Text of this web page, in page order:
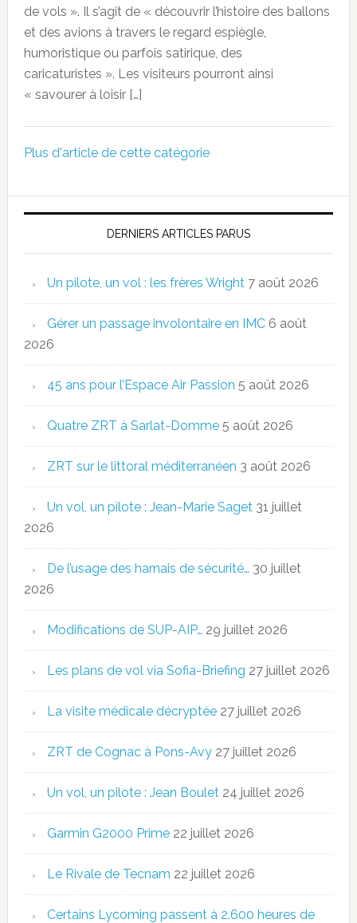
de vols ». Il s’agit de « découvrir l’histoire des ballons
et des avions à travers le regard espiègle,
humoristique ou parfois satirique, des
caricaturistes ». Les visiteurs pourront ainsi
« savourer à loisir […]
Plus d'article de cette catégorie
DERNIERS ARTICLES PARUS
Un pilote, un vol : les frères Wright 7 août 2026
Gérer un passage involontaire en IMC 6 août
2026
45 ans pour l’Espace Air Passion 5 août 2026
Quatre ZRT à Sarlat-Domme 5 août 2026
ZRT sur le littoral méditerranéen 3 août 2026
Un vol, un pilote : Jean-Marie Saget 31 juillet
2026
De l’usage des harnais de sécurité… 30 juillet
2026
Modifications de SUP-AIP… 29 juillet 2026
Les plans de vol via Sofia-Briefing 27 juillet 2026
La visite médicale décryptée 27 juillet 2026
ZRT de Cognac à Pons-Avy 27 juillet 2026
Un vol, un pilote : Jean Boulet 24 juillet 2026
Garmin G2000 Prime 22 juillet 2026
Le Rivale de Tecnam 22 juillet 2026
Certains Lycoming passent à 2.600 heures de